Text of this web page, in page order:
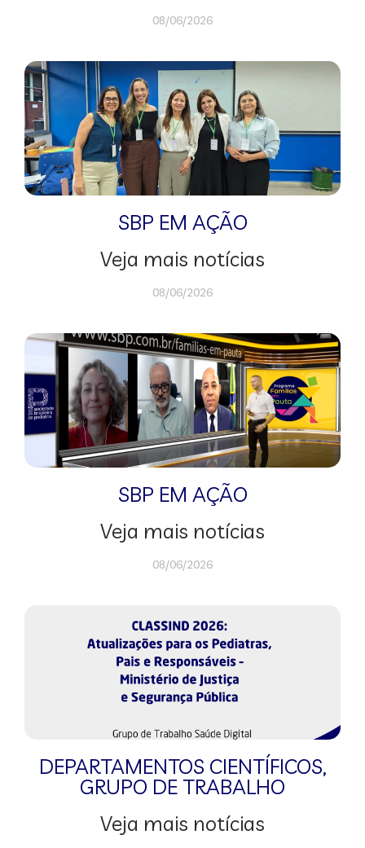
08/06/2026
SBP EM AÇÃO
Veja mais notícias
08/06/2026
SBP EM AÇÃO
Veja mais notícias
08/06/2026
DEPARTAMENTOS CIENTÍFICOS,
GRUPO DE TRABALHO
Veja mais notícias